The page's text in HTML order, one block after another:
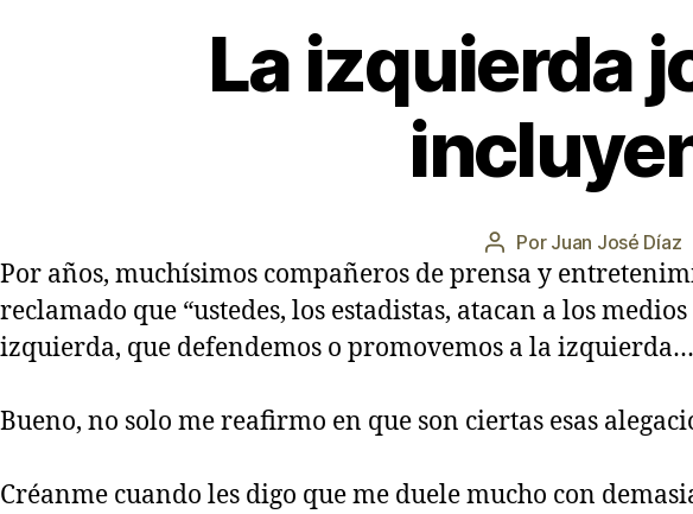
La izquierda
Autor
de
la
Por Juan José Díaz
Por años, muchísimos compañeros de prensa y
reclamado que “ustedes, los estadistas, atacan a los
izquierda, que defendemos o promovemos a la izquierda…
Bueno, no solo me reafirmo en que son ciertas esas
Créanme cuando les digo que me duele mucho con